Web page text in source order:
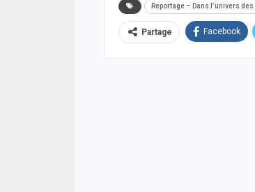
Reportage – Dans l’univers
Partage Facebook